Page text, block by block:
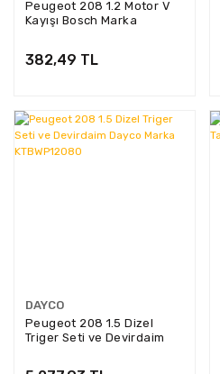
Peugeot 208 1.2 Motor V
Kayışı Bosch Marka
382,49 TL
DAYCO
Peugeot 208 1.5 Dizel
Triger Seti ve Devirdaim